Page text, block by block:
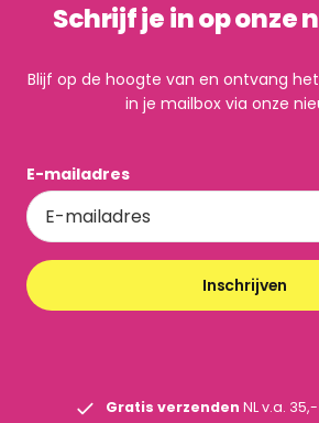
Schrijf je in op onze
Blijf op de hoogte van en ontvang
in je mailbox via onze
E-mailadres
Inschrijven
Gratis verzenden NL v.a.